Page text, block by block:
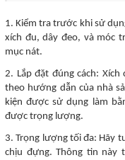
1. Kiểm tra trước khi sử
xích đu, dây đeo, và móc
mục nát.
2. Lắp đặt đúng cách:
theo hướng dẫn của nhà
kiện được sử dụng làm
được trọng lượng.
3. Trọng lượng tối đa: Hãy
chịu đựng. Thông tin này